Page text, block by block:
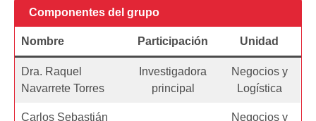
Componentes del grupo
Nombre Participación Unidad
Dra. Raquel
Navarrete Torres
Investigadora
principal
Negocios y
Logística
Carlos Sebastián
Negocios y